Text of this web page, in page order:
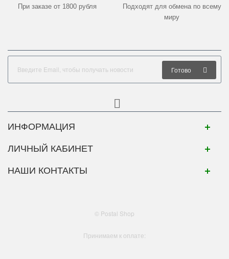
При заказе от 1800 рубля
Подходят для обмена по всему
миру
Готово
ИНФОРМАЦИЯ
ЛИЧНЫЙ КАБИНЕТ
НАШИ КОНТАКТЫ
© Postal Shop
Принимаем к оплате: